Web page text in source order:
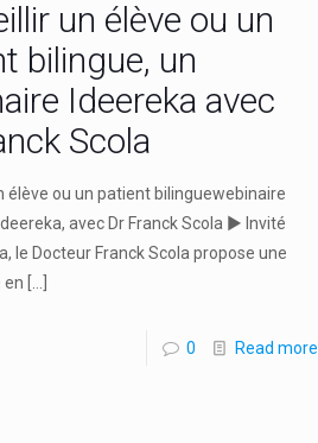
un élève ou un
bilingue, un
Ideereka avec
Scola
élève ou un patient bilinguewebinaire
avec Dr Franck Scola ► Invité
le Docteur Franck Scola propose une
en
0 Read more